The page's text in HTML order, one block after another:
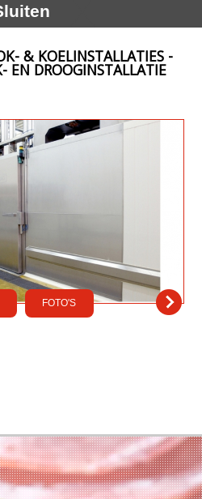
& KOELINSTALLATIES -
EN DROOGINSTALLATIE
FOTO'S